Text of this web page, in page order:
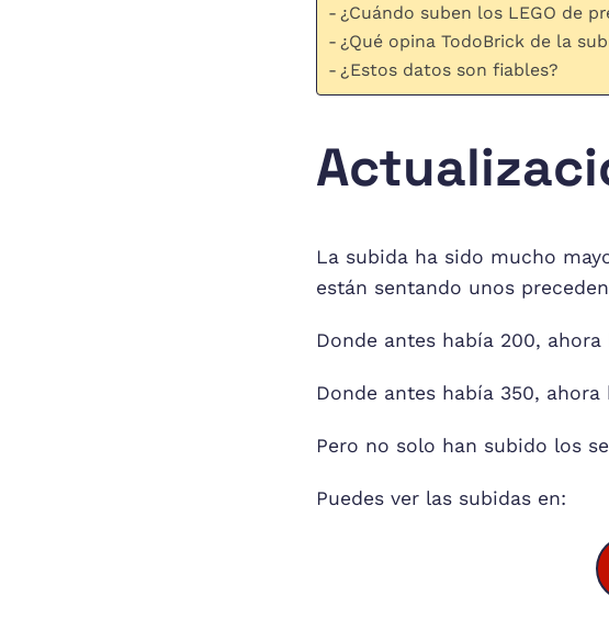
¿Cuándo suben los LEGO de
¿Qué opina TodoBrick de la
¿Estos datos son fiables?
La subida ha sido mucho
están sentando unos
Donde antes había 200, ahora
Donde antes había 350, ahora
Pero no solo han subido los
Puedes ver las subidas en: